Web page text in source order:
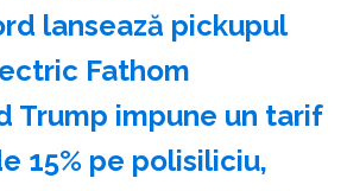
lansează pickupul
Fathom
Trump impune un tarif
15% pe polisiliciu,